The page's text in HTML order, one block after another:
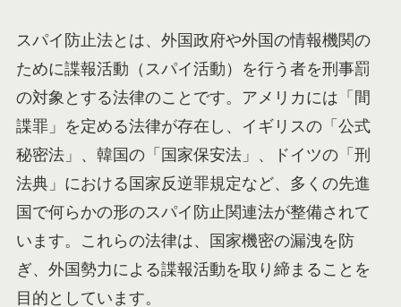
スパイ防止法とは、外国政府や外国の情報機関の
ために諜報活動（スパイ活動）を行う者を刑事罰
の対象とする法律のことです。アメリカには「間
諜罪」を定める法律が存在し、イギリスの「公式
秘密法」、韓国の「国家保安法」、ドイツの「刑
法典」における国家反逆罪規定など、多くの先進
国で何らかの形のスパイ防止関連法が整備されて
います。これらの法律は、国家機密の漏洩を防
ぎ、外国勢力による諜報活動を取り締まることを
目的としています。